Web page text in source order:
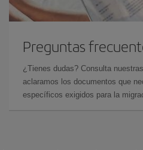
Preguntas
¿Tienes dudas? Consulta nuestras
aclaramos los documentos que
específicos exigidos para la